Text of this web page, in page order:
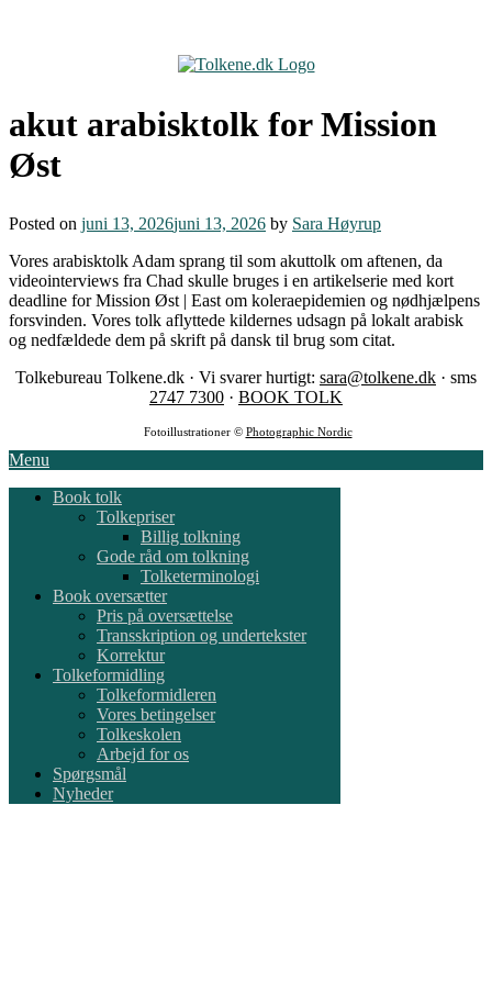
akut arabisktolk for Mission
Øst
Posted on juni 13, 2026juni 13, 2026 by Sara Høyrup
Vores arabisktolk Adam sprang til som akuttolk om aftenen, da
videointerviews fra Chad skulle bruges i en artikelserie med kort
deadline for Mission Øst | East om koleraepidemien og nødhjælpens
forsvinden. Vores tolk aflyttede kildernes udsagn på lokalt arabisk
og nedfældede dem på skrift på dansk til brug som citat.
Tolkebureau Tolkene.dk · Vi svarer hurtigt: sara@tolkene.dk · sms
2747 7300 · BOOK TOLK
Fotoillustrationer © Photographic Nordic
Menu
Book tolk
Tolkepriser
Billig tolkning
Gode råd om tolkning
Tolketerminologi
Book oversætter
Pris på oversættelse
Transskription og undertekster
Korrektur
Tolkeformidling
Tolkeformidleren
Vores betingelser
Tolkeskolen
Arbejd for os
Spørgsmål
Nyheder